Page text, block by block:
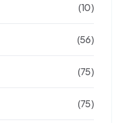
(10)
(56)
(75)
(75)